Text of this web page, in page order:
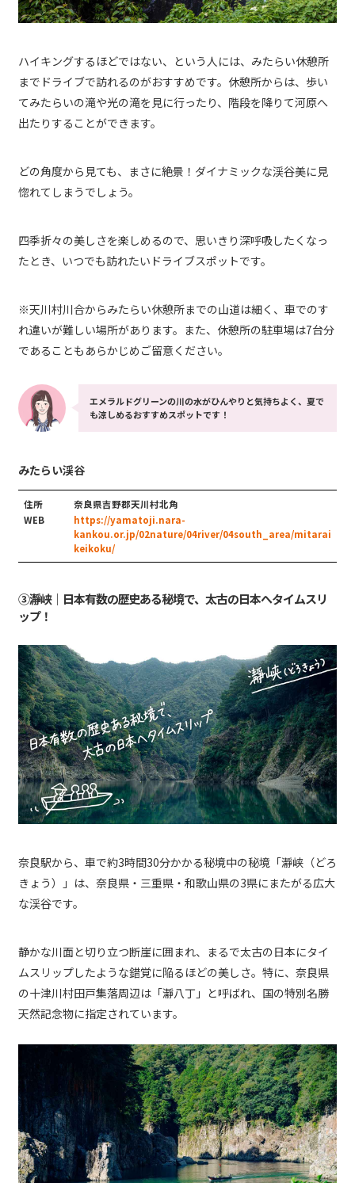
ハイキングするほどではない、という人には、みたらい休憩所
までドライブで訪れるのがおすすめです。休憩所からは、歩い
てみたらいの滝や光の滝を見に行ったり、階段を降りて河原へ
出たりすることができます。
どの角度から見ても、まさに絶景！ダイナミックな渓谷美に見
惚れてしまうでしょう。
四季折々の美しさを楽しめるので、思いきり深呼吸したくなっ
たとき、いつでも訪れたいドライブスポットです。
※天川村川合からみたらい休憩所までの山道は細く、車でのす
れ違いが難しい場所があります。また、休憩所の駐車場は7台分
であることもあらかじめご留意ください。
エメラルドグリーンの川の水がひんやりと気持ちよく、夏で
も涼しめるおすすめスポットです！
みたらい渓谷
住所
奈良県吉野郡天川村北角
WEB
https://yamatoji.nara-
kankou.or.jp/02nature/04river/04south_area/mitarai
keikoku/
③瀞峡｜日本有数の歴史ある秘境で、太古の日本へタイムスリ
ップ！
奈良駅から、車で約3時間30分かかる秘境中の秘境「瀞峡（どろ
きょう）」は、奈良県・三重県・和歌山県の3県にまたがる広大
な渓谷です。
静かな川面と切り立つ断崖に囲まれ、まるで太古の日本にタイ
ムスリップしたような錯覚に陥るほどの美しさ。特に、奈良県
の十津川村田戸集落周辺は「瀞八丁」と呼ばれ、国の特別名勝
天然記念物に指定されています。